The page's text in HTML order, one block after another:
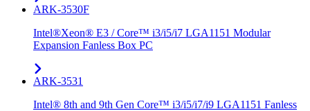
ARK-3530F
Intel®Xeon® E3 / Core™ i3/i5/i7 LGA1151 Modular
Expansion Fanless Box PC
ARK-3531
Intel® 8th and 9th Gen Core™ i3/i5/i7/i9 LGA1151 Fanless